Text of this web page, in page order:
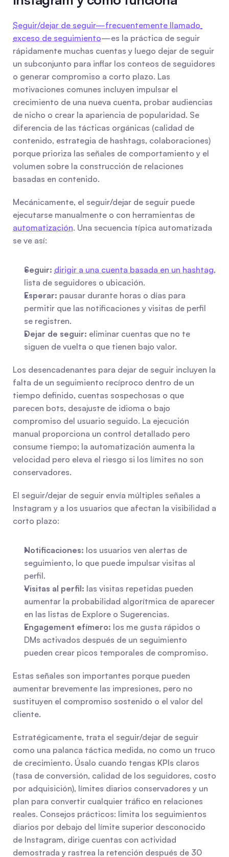
Seguir/dejar de seguir—frecuentemente llamado
exceso de seguimiento—es la práctica de seguir
rápidamente muchas cuentas y luego dejar de seguir
un subconjunto para inflar los conteos de seguidores
o generar compromiso a corto plazo. Las
motivaciones comunes incluyen impulsar el
crecimiento de una nueva cuenta, probar audiencias
de nicho o crear la apariencia de popularidad. Se
diferencia de las tácticas orgánicas (calidad de
contenido, estrategia de hashtags, colaboraciones)
porque prioriza las señales de comportamiento y el
volumen sobre la construcción de relaciones
basadas en contenido.
Mecánicamente, el seguir/dejar de seguir puede
automatización. Una secuencia típica automatizada
se ve así:
Seguir: dirigir a una cuenta basada en un hashtag,
lista de seguidores o ubicación.
Esperar: pausar durante horas o días para
permitir que las notificaciones y visitas de perfil
se registren.
Dejar de seguir: eliminar cuentas que no te
siguen de vuelta o que tienen bajo valor.
Los desencadenantes para dejar de seguir incluyen la
falta de un seguimiento recíproco dentro de un
tiempo definido, cuentas sospechosas o que
parecen bots, desajuste de idioma o bajo
compromiso del usuario seguido. La ejecución
manual proporciona un control detallado pero
consume tiempo; la automatización aumenta la
velocidad pero eleva el riesgo si los límites no son
conservadores.
El seguir/dejar de seguir envía múltiples señales a
Instagram y a los usuarios que afectan la visibilidad a
corto plazo:
Notificaciones: los usuarios ven alertas de
seguimiento, lo que puede impulsar visitas al
perfil.
Visitas al perfil: las visitas repetidas pueden
aumentar la probabilidad algorítmica de aparecer
en las listas de Explore o Sugerencias.
Engagement efímero: los me gusta rápidos o
DMs activados después de un seguimiento
pueden crear picos temporales de compromiso.
Estas señales son importantes porque pueden
aumentar brevemente las impresiones, pero no
sustituyen el compromiso sostenido o el valor del
cliente.
Estratégicamente, trata el seguir/dejar de seguir
como una palanca táctica medida, no como un truco
de crecimiento. Úsalo cuando tengas KPIs claros
(tasa de conversión, calidad de los seguidores, costo
por adquisición), límites diarios conservadores y un
plan para convertir cualquier tráfico en relaciones
reales. Consejos prácticos: limita los seguimientos
diarios por debajo del límite superior desconocido
de Instagram, dirige cuentas con actividad
demostrada y rastrea la retención después de 30